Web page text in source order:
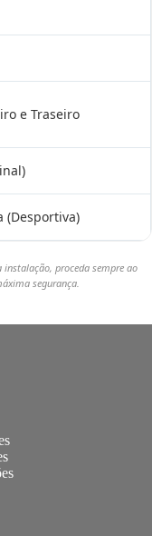
e Traseiro
(Desportiva)
proceda sempre ao
segurança.